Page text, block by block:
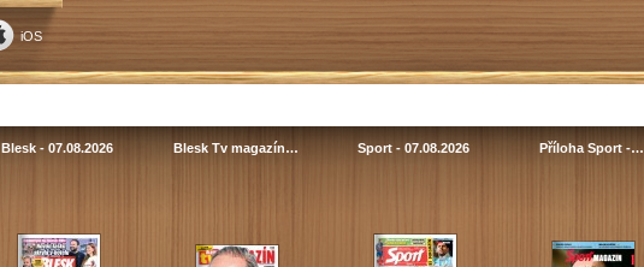
iOS
Blesk - 07.08.2026 Blesk Tv magazín… Sport - 07.08.2026 Příloha Sport -…